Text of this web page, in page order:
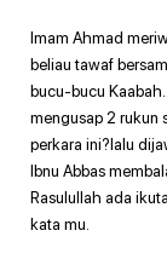
Imam Ahmad
beliau tawaf
bucu-bucu
mengusap 2 rukun
perkara ini?lalu
Ibnu Abbas
Rasulullah ada
kata mu.